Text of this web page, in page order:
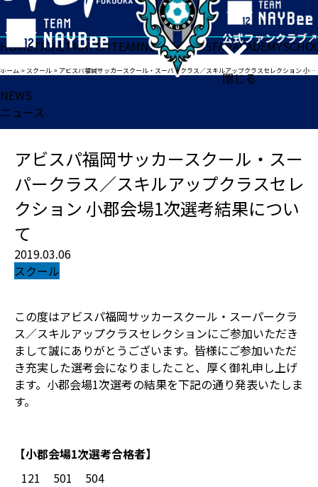
閉じる
HOMETICKETMATCHTEAMNEWSGOODSFANACADEMY
ホーム > スクール > アビスパ福岡サッカースクール・スーパークラス／スキルアップクラスセレクション 小郡会場1次選考結果について
NEWS
ニュース
アビスパ福岡サッカースクール・スー
パークラス／スキルアップクラスセレ
クション 小郡会場1次選考結果につい
て
2019.03.06
スクール
この度はアビスパ福岡サッカースクール・スーパークラ
ス／スキルアップクラスセレクションにご参加いただき
まして誠にありがとうございます。皆様にご参加いただ
き充実した選考会になりましたこと、厚く御礼申し上げ
ます。小郡会場1次選考の結果を下記の通り発表いたしま
す。
【小郡会場1次選考合格者】
121
501
504